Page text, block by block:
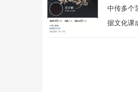
中传多个
据文化课